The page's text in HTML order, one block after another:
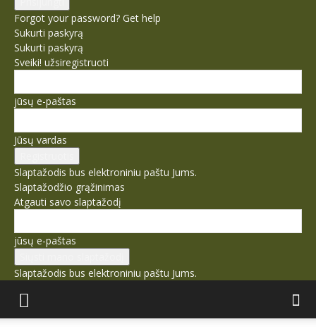
Forgot your password? Get help
Sukurti paskyrą
Sukurti paskyrą
Sveiki! užsiregistruoti
jūsų e-paštas
Jūsų vardas
Slaptažodis bus elektroniniu paštu Jums.
Slaptažodžio grąžinimas
Atgauti savo slaptažodį
jūsų e-paštas
Slaptažodis bus elektroniniu paštu Jums.